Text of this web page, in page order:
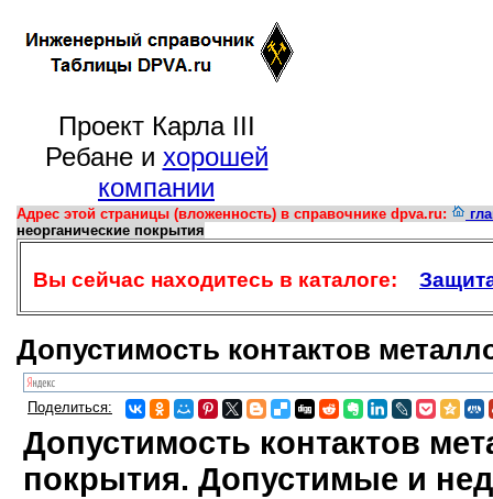
Проект Карла III
Ребане и хорошей
компании
Адрес этой страницы (вложенность) в справочнике dpva.ru:
неорганические покрытия
Вы сейчас находитесь в каталоге:
Допустимость контактов
Поделиться:
Допустимость контактов
покрытия. Допустимые и